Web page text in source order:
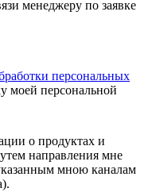
менеджеру по заявке
персональных
моей персональной
о продуктах и
направления мне
мною каналам